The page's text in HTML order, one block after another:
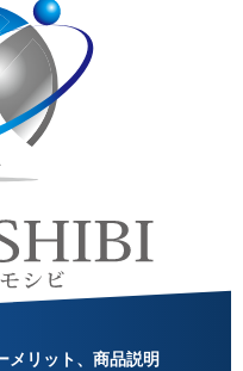
メリット、商品説明